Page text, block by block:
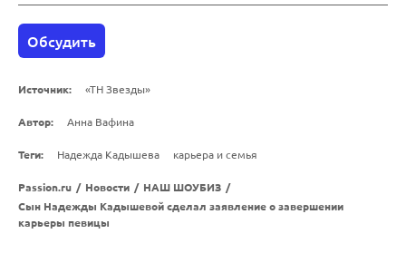
Обсудить
Источник: «ТН Звезды»
Автор: Анна Вафина
Теги: Надежда Кадышева карьера и семья
Passion.ru / Новости / НАШ ШОУБИЗ /
Сын Надежды Кадышевой сделал заявление о завершении
карьеры певицы